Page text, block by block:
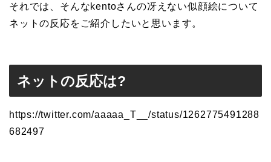
それでは、そんなkentoさんの冴えない似顔絵について
ネットの反応をご紹介したいと思います。
ネットの反応は?
https://twitter.com/aaaaa_T__/status/1262775491288
682497